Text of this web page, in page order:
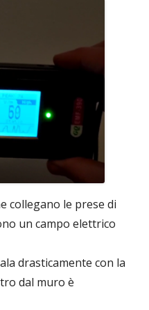
collegano le prese di
un campo elettrico
drasticamente con la
dal muro è